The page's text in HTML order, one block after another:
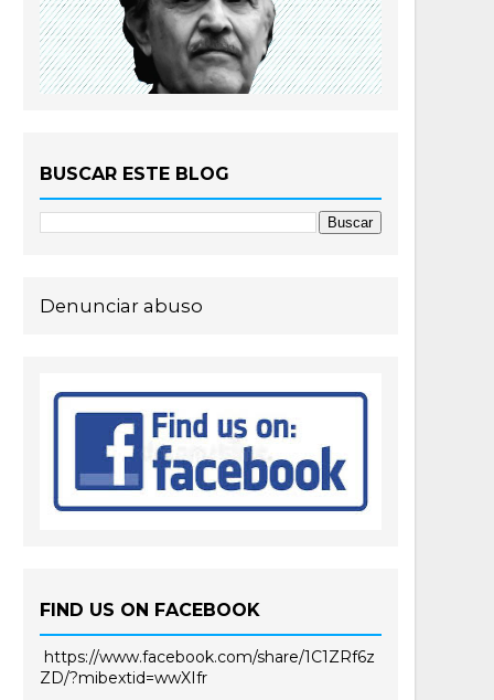
BUSCAR ESTE BLOG
Denunciar abuso
FIND US ON FACEBOOK
https://www.facebook.com/share/1C1ZRf6z
ZD/?mibextid=wwXIfr